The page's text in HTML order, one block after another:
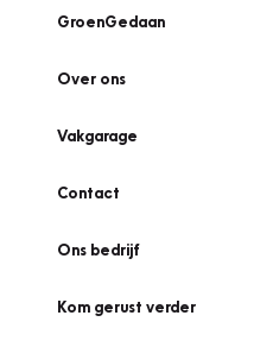
GroenGedaan
Over ons
Vakgarage
Contact
Ons bedrijf
Kom gerust verder